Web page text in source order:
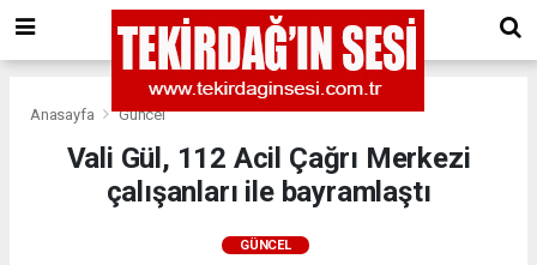
Anasayfa Güncel
Vali Gül, 112 Acil Çağrı Merkezi
çalışanları ile bayramlaştı
GÜNCEL